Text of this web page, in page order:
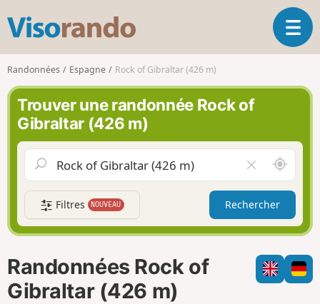
s
o
r
n
d
o
O
u
a
n
v
g
a
i
o
Randonnées Espagne Rock of Gibraltar (426 m)
Trouver une randonnée Rock of
Gibraltar (426 m)
i
d
e
r
l
e
h
A
u
t
u
r
d
e
m
Filtres NOUVEAU Rechercher
Randonnées Rock of
Gibraltar (426 m)